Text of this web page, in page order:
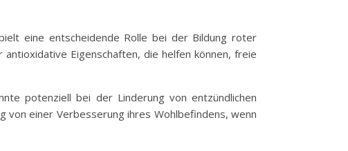
eine entscheidende Rolle bei der Bildung roter
Eigenschaften, die helfen können, freie
potenziell bei der Linderung von entzündlichen
von einer Verbesserung ihres Wohlbefindens, wenn